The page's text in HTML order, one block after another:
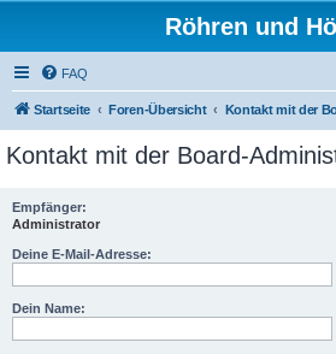
Röhren und
FAQ
Startseite Foren-Übersicht
Kontakt mit der Board-
Empfänger:
Administrator
Deine E-Mail-Adresse:
Dein Name: